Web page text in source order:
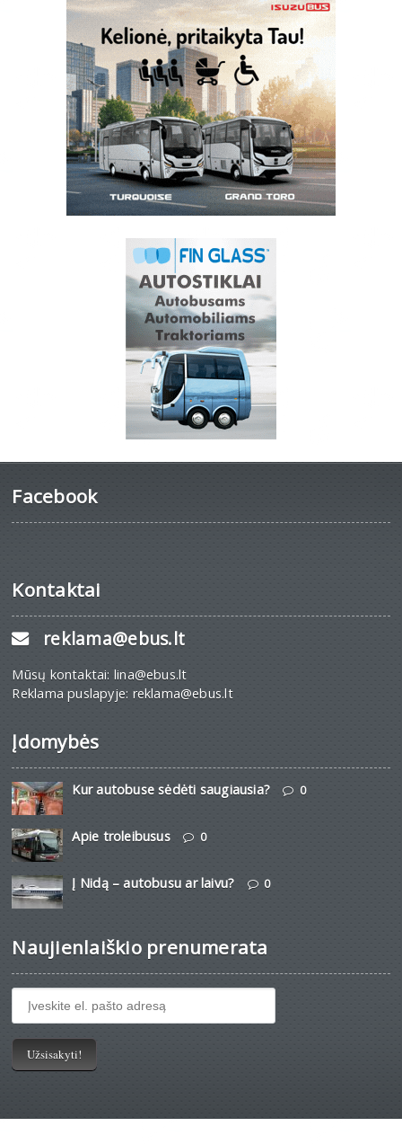
Facebook
Kontaktai
reklama@ebus.lt
Mūsų kontaktai: lina@ebus.lt
Reklama puslapyje: reklama@ebus.lt
Įdomybės
Kur autobuse sėdėti saugiausia? 0
Apie troleibusus 0
Į Nidą – autobusu ar laivu? 0
Naujienlaiškio prenumerata